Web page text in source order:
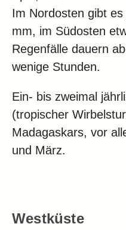
Im Nordosten gibt
mm, im Südosten
Regenfälle dauern
wenige Stunden.
Ein- bis zweimal
(tropischer
Madagaskars, vor
und März.
Westküste